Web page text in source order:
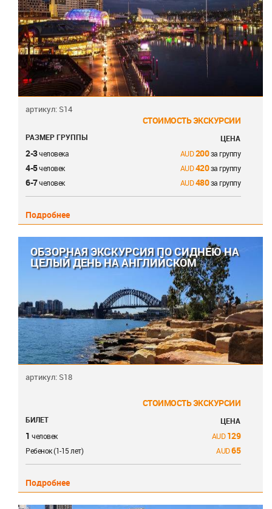
артикул: S14
СТОИМОСТЬ ЭКСКУРСИИ
РАЗМЕР ГРУППЫ ЦЕНА
2-3человека 200за группу
4-5человек 420за группу
6-7человек 480за группу
Подробнее
ОБЗОРНАЯ ЭКСКУРСИЯ ПО СИДНЕЮ НА
ЦЕЛЫЙ ДЕНЬ НА АНГЛИЙСКОМ
артикул: S18
СТОИМОСТЬ ЭКСКУРСИИ
БИЛЕТ ЦЕНА
1 человек 129
Ребенок (1-15 лет) 65
Подробнее